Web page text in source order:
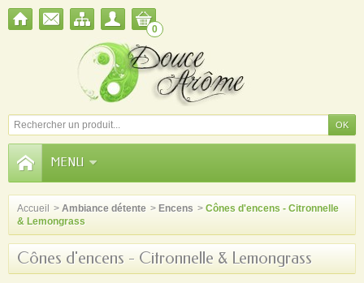
0
MENU
Accueil > Ambiance détente > Encens > Cônes d'encens - Citronnelle
& Lemongrass
Cônes d'encens - Citronnelle & Lemongrass